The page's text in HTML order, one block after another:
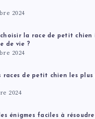
2024
choisir la race de petit chien
de vie ?
2024
races de petit chien les
2024
énigmes faciles à